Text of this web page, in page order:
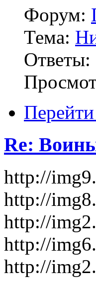
Форум:
Тема:
Ответы:
Re:
http://
http://
http://
http://
http://